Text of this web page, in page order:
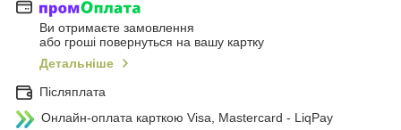
Ви отримаєте замовлення
або гроші повернуться на вашу картку
Детальніше
Післяплата
Онлайн-оплата карткою Visa, Mastercard - LiqPay